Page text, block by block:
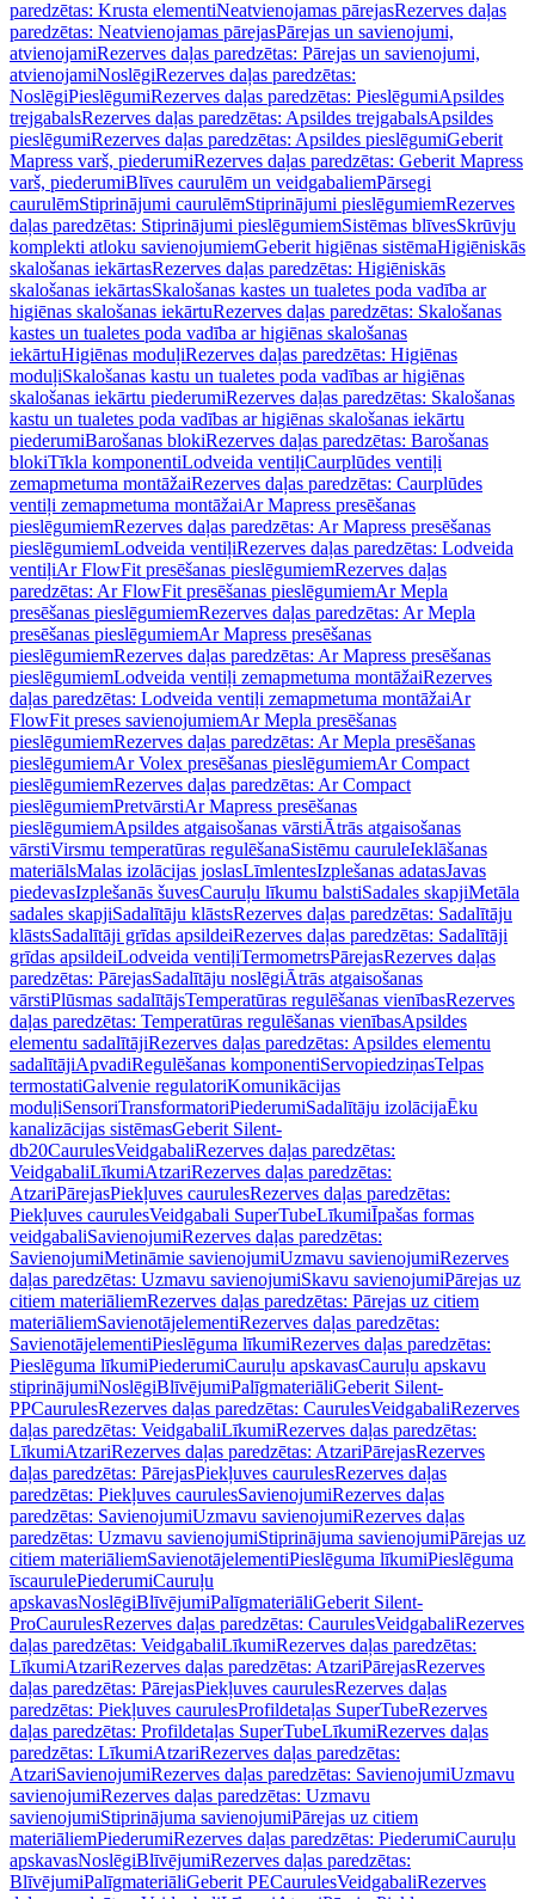
paredzētas: Krusta elementiNeatvienojamas pārejasRezerves daļas
paredzētas: Neatvienojamas pārejasPārejas un savienojumi,
atvienojamiRezerves daļas paredzētas: Pārejas un savienojumi,
atvienojamiNoslēgiRezerves daļas paredzētas:
NoslēgiPieslēgumiRezerves daļas paredzētas: PieslēgumiApsildes
trejgabalsRezerves daļas paredzētas: Apsildes trejgabalsApsildes
pieslēgumiRezerves daļas paredzētas: Apsildes pieslēgumiGeberit
Mapress varš, piederumiRezerves daļas paredzētas: Geberit Mapress
varš, piederumiBlīves caurulēm un veidgabaliemPārsegi
caurulēmStiprinājumi caurulēmStiprinājumi pieslēgumiemRezerves
daļas paredzētas: Stiprinājumi pieslēgumiemSistēmas blīvesSkrūvju
komplekti atloku savienojumiemGeberit higiēnas sistēmaHigiēniskās
skalošanas iekārtasRezerves daļas paredzētas: Higiēniskās
skalošanas iekārtasSkalošanas kastes un tualetes poda vadība ar
higiēnas skalošanas iekārtuRezerves daļas paredzētas: Skalošanas
kastes un tualetes poda vadība ar higiēnas skalošanas
iekārtuHigiēnas moduļiRezerves daļas paredzētas: Higiēnas
moduļiSkalošanas kastu un tualetes poda vadības ar higiēnas
skalošanas iekārtu piederumiRezerves daļas paredzētas: Skalošanas
kastu un tualetes poda vadības ar higiēnas skalošanas iekārtu
piederumiBarošanas blokiRezerves daļas paredzētas: Barošanas
blokiTīkla komponentiLodveida ventiļiCaurplūdes ventiļi
zemapmetuma montāžaiRezerves daļas paredzētas: Caurplūdes
ventiļi zemapmetuma montāžaiAr Mapress presēšanas
pieslēgumiemRezerves daļas paredzētas: Ar Mapress presēšanas
pieslēgumiemLodveida ventiļiRezerves daļas paredzētas: Lodveida
ventiļiAr FlowFit presēšanas pieslēgumiemRezerves daļas
paredzētas: Ar FlowFit presēšanas pieslēgumiemAr Mepla
presēšanas pieslēgumiemRezerves daļas paredzētas: Ar Mepla
presēšanas pieslēgumiemAr Mapress presēšanas
pieslēgumiemRezerves daļas paredzētas: Ar Mapress presēšanas
pieslēgumiemLodveida ventiļi zemapmetuma montāžaiRezerves
daļas paredzētas: Lodveida ventiļi zemapmetuma montāžaiAr
FlowFit preses savienojumiemAr Mepla presēšanas
pieslēgumiemRezerves daļas paredzētas: Ar Mepla presēšanas
pieslēgumiemAr Volex presēšanas pieslēgumiemAr Compact
pieslēgumiemRezerves daļas paredzētas: Ar Compact
pieslēgumiemPretvārstiAr Mapress presēšanas
pieslēgumiemApsildes atgaisošanas vārstiĀtrās atgaisošanas
vārstiVirsmu temperatūras regulēšanaSistēmu cauruleIeklāšanas
materiālsMalas izolācijas joslasLīmlentesIzplešanas adatasJavas
piedevasIzplešanās šuvesCauruļu līkumu balstiSadales skapjiMetāla
sadales skapjiSadalītāju klāstsRezerves daļas paredzētas: Sadalītāju
klāstsSadalītāji grīdas apsildeiRezerves daļas paredzētas: Sadalītāji
grīdas apsildeiLodveida ventiļiTermometrsPārejasRezerves daļas
paredzētas: PārejasSadalītāju noslēgiĀtrās atgaisošanas
vārstiPlūsmas sadalītājsTemperatūras regulēšanas vienībasRezerves
daļas paredzētas: Temperatūras regulēšanas vienībasApsildes
elementu sadalītājiRezerves daļas paredzētas: Apsildes elementu
sadalītājiApvadiRegulēšanas komponentiServopiedziņasTelpas
termostatiGalvenie regulatoriKomunikācijas
moduļiSensoriTransformatoriPiederumiSadalītāju izolācijaĒku
kanalizācijas sistēmasGeberit Silent-
db20CaurulesVeidgabaliRezerves daļas paredzētas:
VeidgabaliLīkumiAtzariRezerves daļas paredzētas:
AtzariPārejasPiekļuves caurulesRezerves daļas paredzētas:
Piekļuves caurulesVeidgabali SuperTubeLīkumiĪpašas formas
veidgabaliSavienojumiRezerves daļas paredzētas:
SavienojumiMetināmie savienojumiUzmavu savienojumiRezerves
daļas paredzētas: Uzmavu savienojumiSkavu savienojumiPārejas uz
citiem materiāliemRezerves daļas paredzētas: Pārejas uz citiem
materiāliemSavienotājelementiRezerves daļas paredzētas:
SavienotājelementiPieslēguma līkumiRezerves daļas paredzētas:
Pieslēguma līkumiPiederumiCauruļu apskavasCauruļu apskavu
stiprinājumiNoslēgiBlīvējumiPalīgmateriāliGeberit Silent-
PPCaurulesRezerves daļas paredzētas: CaurulesVeidgabaliRezerves
daļas paredzētas: VeidgabaliLīkumiRezerves daļas paredzētas:
LīkumiAtzariRezerves daļas paredzētas: AtzariPārejasRezerves
daļas paredzētas: PārejasPiekļuves caurulesRezerves daļas
paredzētas: Piekļuves caurulesSavienojumiRezerves daļas
paredzētas: SavienojumiUzmavu savienojumiRezerves daļas
paredzētas: Uzmavu savienojumiStiprinājuma savienojumiPārejas uz
citiem materiāliemSavienotājelementiPieslēguma līkumiPieslēguma
īscaurulePiederumiCauruļu
apskavasNoslēgiBlīvējumiPalīgmateriāliGeberit Silent-
ProCaurulesRezerves daļas paredzētas: CaurulesVeidgabaliRezerves
daļas paredzētas: VeidgabaliLīkumiRezerves daļas paredzētas:
LīkumiAtzariRezerves daļas paredzētas: AtzariPārejasRezerves
daļas paredzētas: PārejasPiekļuves caurulesRezerves daļas
paredzētas: Piekļuves caurulesProfildetaļas SuperTubeRezerves
daļas paredzētas: Profildetaļas SuperTubeLīkumiRezerves daļas
paredzētas: LīkumiAtzariRezerves daļas paredzētas:
AtzariSavienojumiRezerves daļas paredzētas: SavienojumiUzmavu
savienojumiRezerves daļas paredzētas: Uzmavu
savienojumiStiprinājuma savienojumiPārejas uz citiem
materiāliemPiederumiRezerves daļas paredzētas: PiederumiCauruļu
apskavasNoslēgiBlīvējumiRezerves daļas paredzētas:
BlīvējumiPalīgmateriāliGeberit PECaurulesVeidgabaliRezerves